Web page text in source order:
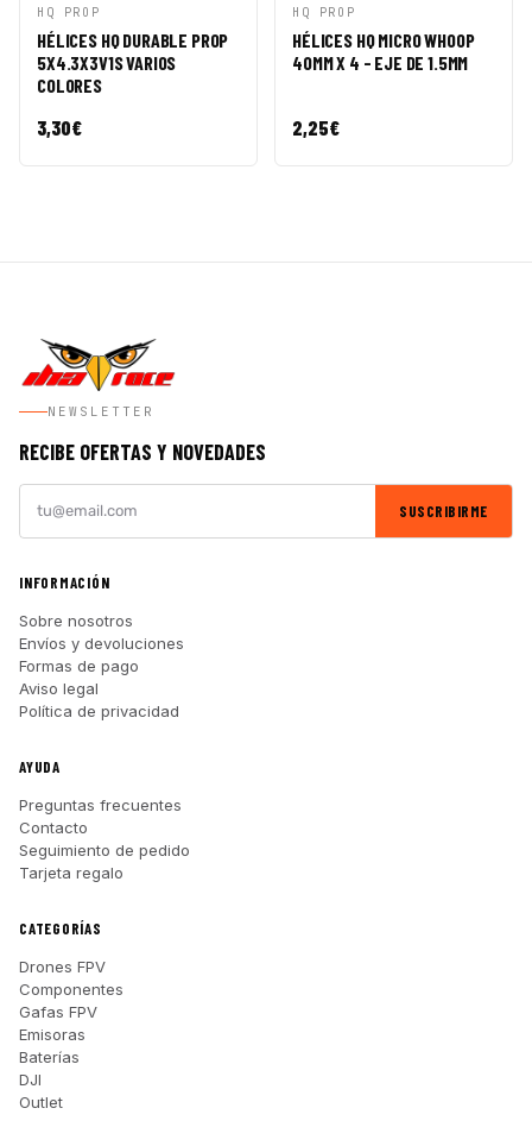
VISTA
RÁPIDA
CESTA
HQ PROP
HÉLICES HQ DURABLE PROP
5X4.3X3V1S VARIOS
COLORES
3,30€
VISTA
RÁPIDA
CESTA
HQ PROP
HÉLICES HQ MICRO WHOOP
40MM X 4 - EJE DE 1.5MM
2,25€
NEWSLETTER
RECIBE OFERTAS Y NOVEDADES
SUSCRIBIRME
INFORMACIÓN
Sobre nosotros
Envíos y devoluciones
Formas de pago
Aviso legal
Política de privacidad
AYUDA
Preguntas frecuentes
Contacto
Seguimiento de pedido
Tarjeta regalo
CATEGORÍAS
Drones FPV
Componentes
Gafas FPV
Emisoras
Baterías
DJI
Outlet